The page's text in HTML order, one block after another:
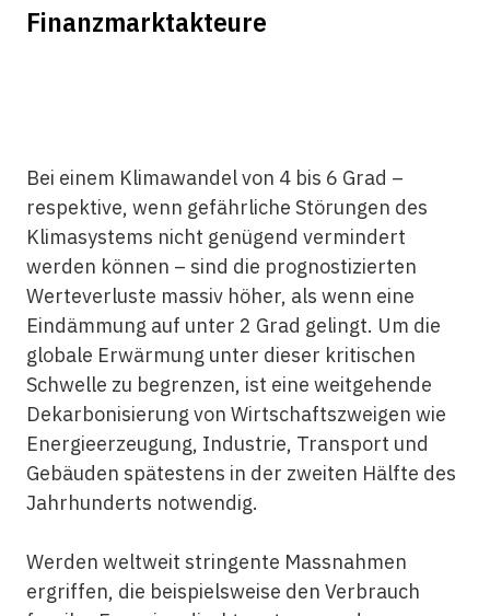
Finanzmarktakteure
Bei einem Klimawandel von 4 bis 6 Grad –
respektive, wenn gefährliche Störungen des
Klimasystems nicht genügend vermindert
werden können – sind die prognostizierten
Werteverluste massiv höher, als wenn eine
Eindämmung auf unter 2 Grad gelingt. Um die
globale Erwärmung unter dieser kritischen
Schwelle zu begrenzen, ist eine weitgehende
Dekarbonisierung von Wirtschaftszweigen wie
Energieerzeugung, Industrie, Transport und
Gebäuden spätestens in der zweiten Hälfte des
Jahrhunderts notwendig.
Werden weltweit stringente Massnahmen
ergriffen, die beispielsweise den Verbrauch